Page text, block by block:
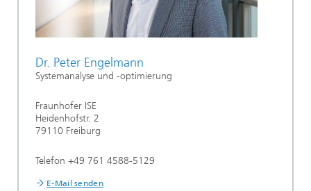
Dr. Peter Engelmann
Systemanalyse und -optimierung
Fraunhofer ISE
Heidenhofstr. 2
79110 Freiburg
Telefon +49 761 4588-5129
E-Mail senden